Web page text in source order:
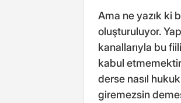
Ama ne yazık ki
oluşturuluyor.
kanallarıyla bu
kabul
derse nasıl
giremezsin